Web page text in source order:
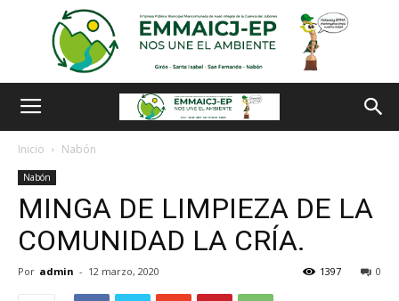
Inicio Nabón
Nabón
MINGA DE LIMPIEZA DE LA
COMUNIDAD LA CRÍA.
Por admin - 12 marzo, 2020 0
1397